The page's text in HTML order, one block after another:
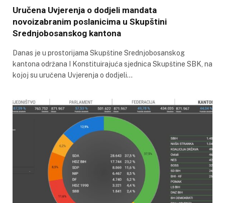
Uručena Uvjerenja o dodjeli mandata
novoizabranim poslanicima u Skupštini
Srednjobosanskog kantona
Danas je u prostorijama Skupštine Srednjobosanskog
kantona održana I Konstituirajuća sjednica Skupštine SBK, na
kojoj su uručena Uvjerenja o dodjeli…